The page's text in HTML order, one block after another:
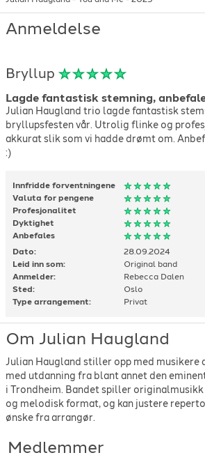
Anmeldelse
Bryllup
Lagde fantastisk stemning,
Julian Haugland trio lagde fantastisk
bryllupsfesten vår. Utrolig flinke og
akkurat slik som vi hadde drømt om.
:)
Innfridde forventningene
Valuta for pengene
Profesjonalitet
Dyktighet
Anbefales
Dato:
28.09.2024
Leid inn som:
Original band
Anmelder:
Rebecca Dalen
Sted:
Oslo
Type arrangement:
Privat
Om Julian Haugland
Julian Haugland stiller opp med musikere
med utdanning fra blant annet den
i Trondheim. Bandet spiller
og melodisk format, og kan justere
ønske fra arrangør.
Medlemmer